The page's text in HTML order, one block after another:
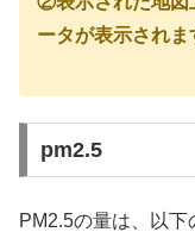
ータが表示されま
pm2.5
PM2.5の量は、以下